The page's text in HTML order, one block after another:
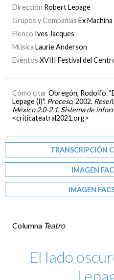
Dirección Robert Lepage
Grupos y Compañías Ex Machina
Elenco Ives Jacques
Música Laurie Anderson
Eventos XVIII Festival del
Cómo citar Obregón, Rodolfo.
Lepage (I)". Proceso, 2002.
México 2.0-2.1. Sistema de
<criticateatral2021.org>
TRANSCRIPCIÓN
IMAGEN
IMAGEN
Columna Teatro
El lado